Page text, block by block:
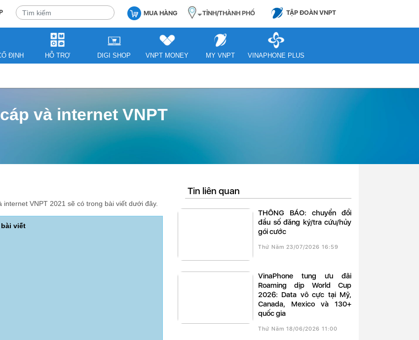
MUA HÀNG TỈNH/THÀNH PHỐ TẬP ĐOÀN VNPT
ĐỊNH HỖ TRỢ DIGI SHOP VNPT MONEY MY VNPT VINAPHONE PLUS
và internet VNPT
VNPT 2021 sẽ có trong bài viết dưới đây.
viết
Tin liên quan
THÔNG BÁO: chuyển đổi
đầu số đăng ký/tra cứu/hủy
gói cước
Thứ Năm 23/07/2026 16:59
VinaPhone tung ưu đãi
Roaming dịp World Cup
2026: Data vô cực tại Mỹ,
Canada, Mexico và 130+
quốc gia
Thứ Năm 18/06/2026 11:00